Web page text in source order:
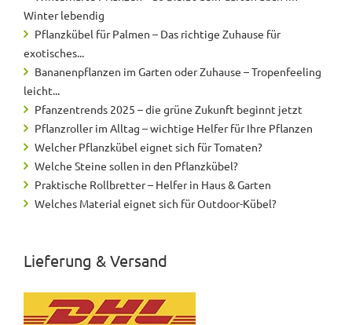
Winter lebendig
Pflanzkübel für Palmen – Das richtige Zuhause für
exotisches...
Bananenpflanzen im Garten oder Zuhause – Tropenfeeling
leicht...
Pfanzentrends 2025 – die grüne Zukunft beginnt jetzt
Pflanzroller im Alltag – wichtige Helfer für Ihre Pflanzen
Welcher Pflanzkübel eignet sich für Tomaten?
Welche Steine sollen in den Pflanzkübel?
Praktische Rollbretter – Helfer in Haus & Garten
Welches Material eignet sich für Outdoor-Kübel?
Lieferung & Versand